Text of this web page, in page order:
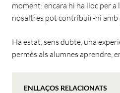
moment: encara hi ha lloc per a
nosaltres pot contribuir-hi
Ha estat, sens dubte, una
permès als alumnes aprendre,
ENLLAÇOS RELACIONATS